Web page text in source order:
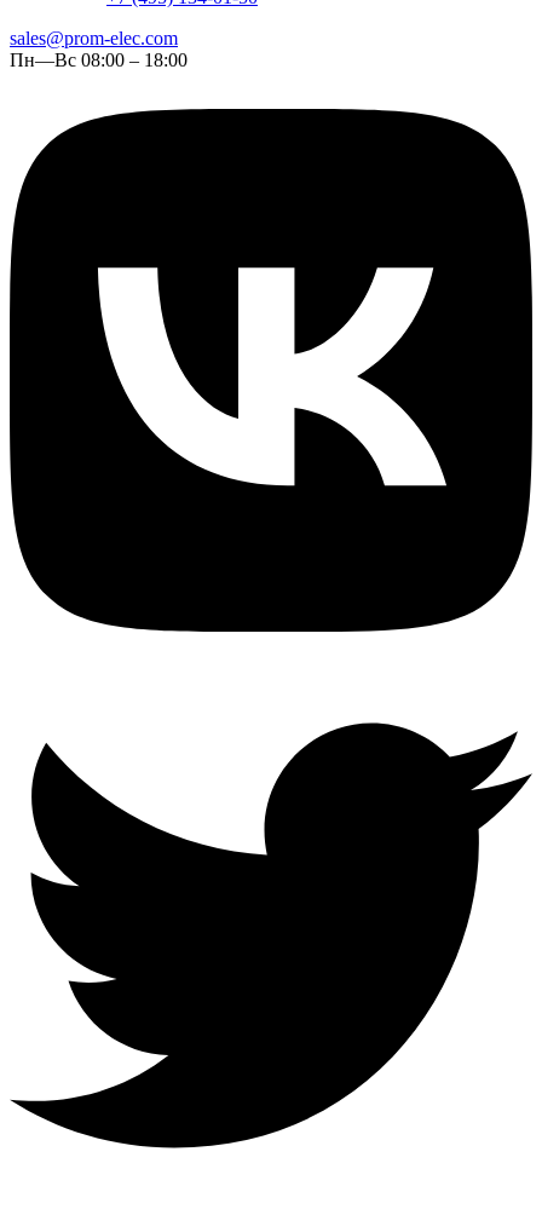
sales@prom-elec.com
Пн—Вс 08:00 – 18:00